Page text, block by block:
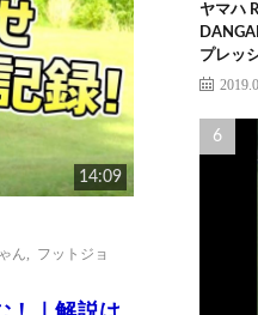
14:09
ん
フットジョ
ヤマハ
プレッ